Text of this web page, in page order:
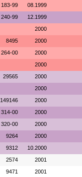
183-99 08.1999
240-99 12.1999
2000
8495 2000
264-00 2000
2000
29565 2000
2000
149146 2000
314-00 2000
320-00 2000
9264 2000
9312 10.2000
2574 2001
9471 2001